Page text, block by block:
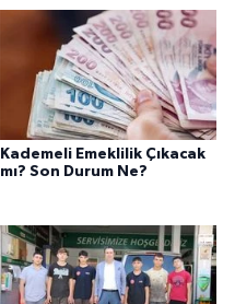
Kademeli Emeklilik Çıkacak
mı? Son Durum Ne?